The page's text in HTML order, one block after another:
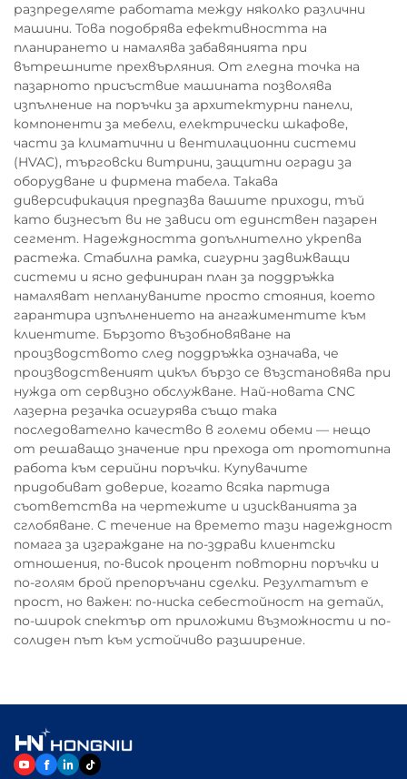
разпределяте работата между няколко различни
машини. Това подобрява ефективността на
планирането и намалява забавянията при
вътрешните прехвърляния. От гледна точка на
пазарното присъствие машината позволява
изпълнение на поръчки за архитектурни панели,
компоненти за мебели, електрически шкафове,
части за климатични и вентилационни системи
(HVAC), търговски витрини, защитни огради за
оборудване и фирмена табела. Такава
диверсификация предпазва вашите приходи, тъй
като бизнесът ви не зависи от единствен пазарен
сегмент. Надеждността допълнително укрепва
растежа. Стабилна рамка, сигурни задвижващи
системи и ясно дефиниран план за поддръжка
намаляват неплануваните просто стояния, което
гарантира изпълнението на ангажиментите към
клиентите. Бързото възобновяване на
производството след поддръжка означава, че
производственият цикъл бързо се възстановява при
нужда от сервизно обслужване. Най-новата CNC
лазерна резачка осигурява също така
последователно качество в големи обеми — нещо
от решаващо значение при прехода от прототипна
работа към серийни поръчки. Купувачите
придобиват доверие, когато всяка партида
съответства на чертежите и изискванията за
сглобяване. С течение на времето тази надеждност
помага за изграждане на по-здрави клиентски
отношения, по-висок процент повторни поръчки и
по-голям брой препоръчани сделки. Резултатът е
прост, но важен: по-ниска себестойност на детайл,
по-широк спектър от приложими възможности и по-
солиден път към устойчиво разширение.